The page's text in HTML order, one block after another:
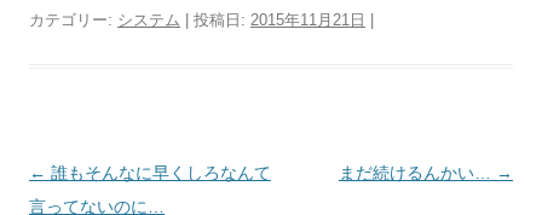
カテゴリー: システム | 投稿日: 2015年11月21日
投
稿
← 誰もそんなに早くしろなんて
言ってないのに…
まだ続けるんかい… →